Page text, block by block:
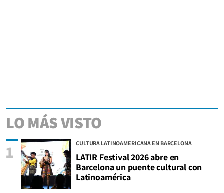
LO MÁS VISTO
CULTURA LATINOAMERICANA EN BARCELONA
LATIR Festival 2026 abre en
Barcelona un puente cultural con
Latinoamérica
1